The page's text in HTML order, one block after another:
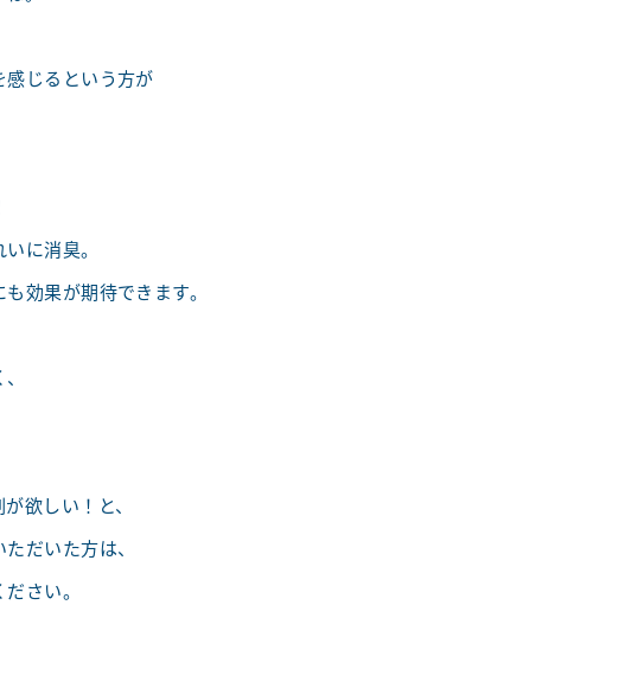
じるという方が
に消臭。
効果が期待できます。
欲しい！と、
だいた方は、
さい。